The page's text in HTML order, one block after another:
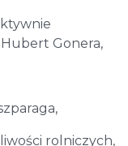
Gonera,
rolniczych,